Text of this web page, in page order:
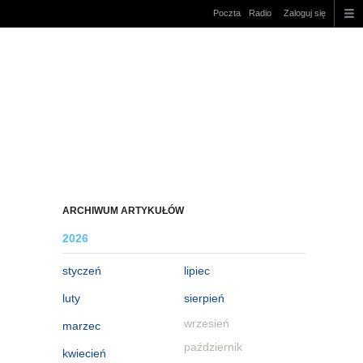
Poczta Radio Zaloguj się
ARCHIWUM ARTYKUŁÓW
2026
styczeń
luty
marzec
kwiecień
lipiec
sierpień
wrzesień
październik